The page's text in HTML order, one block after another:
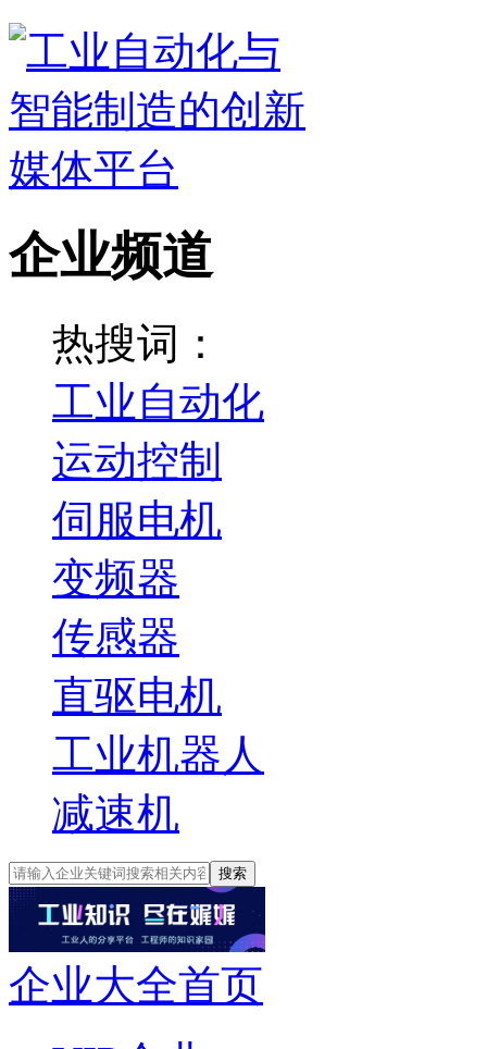
企业频道
热搜词：
工业自动化
运动控制
伺服电机
变频器
传感器
直驱电机
工业机器人
减速机
搜索
企业大全首页